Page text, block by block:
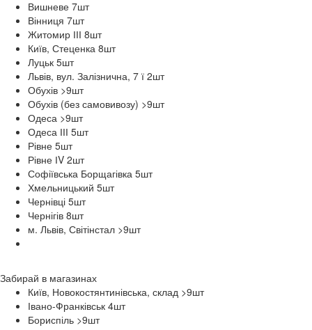
Вишневе 7шт
Вінниця 7шт
Житомир ІІІ 8шт
Київ, Стеценка 8шт
Луцьк 5шт
Львів, вул. Залізнична, 7 ї 2шт
Обухів >9шт
Обухів (без самовивозу) >9шт
Одеса >9шт
Одеса ІІІ 5шт
Рівне 5шт
Рівне ІV 2шт
Софіївська Борщагівка 5шт
Хмельницький 5шт
Чернівці 5шт
Чернігів 8шт
м. Львів, Світінстал >9шт
Забирай в магазинах
Київ, Новокостянтинівська, склад >9шт
Івано-Франківськ 4шт
Бориспіль >9шт